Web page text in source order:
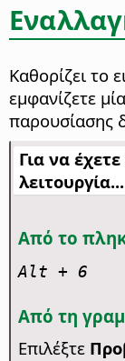
Καθορίζει το
εμφανίζετε
παρουσίασης
Για να
λειτουργία...
Από το
Alt + 6
Από τη
Επιλέξτε